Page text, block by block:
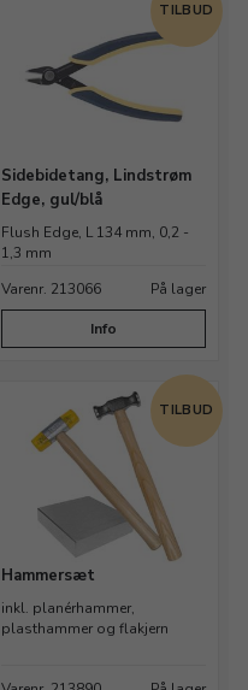
TILBUD
Sidebidetang, Lindstrøm
Edge, gul/blå
Flush Edge, L 134 mm, 0,2 -
1,3 mm
Varenr. 213066
På lager
Info
TILBUD
Hammersæt
inkl. planérhammer,
plasthammer og flakjern